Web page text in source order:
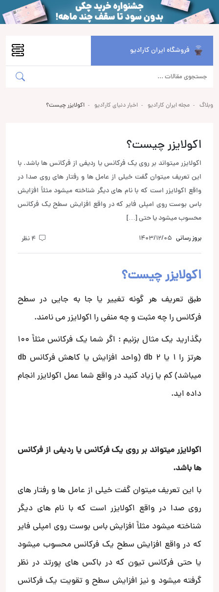
فروشگاه ایران کارآدیو
وبلاگ مجله ایران کارآدیو اخبار دنیای کارآدیو اکولایزر چیست؟
اکولایزر چیست؟
اکولایزر میتواند بر روی یک فرکانس یا ردیفی از فرکانس ها باشد. با
این تعریف میتوان گفت خیلی از عامل ها و رفتار های روی صدا در
واقع اکولایزر است که با نام های دیگر شناخته میشود مثلاََ افزایش
باس بوست روی امپلی فایر که در واقع افزایش سطح یک فرکانس
محسوب میشود یا حتی […]
بروز رسانی 1403/12/05
اکولایزر چیست؟
طبق تعریف هر گونه تغییر یا جا به جایی در سطح
فرکانس را چه مثبت و چه منفی را اکولایزر می نامند.
بگذارید یک مثال بزنیم : اگر شما یک فرکانس مثلاََ 100
هرتز را 1 یا 2 db (واحد افزایش یا کاهش فرکانس db
میباشد) کم یا زیاد کنید در واقع شما عمل اکولایزر انجام
داده اید.
اکولایزر میتواند بر روی یک فرکانس یا ردیفی از فرکانس
ها باشد.
با این تعریف میتوان گفت خیلی از عامل ها و رفتار های
روی صدا در واقع اکولایزر است که با نام های دیگر
شناخته میشود مثلاََ افزایش باس بوست روی امپلی فایر
که در واقع افزایش سطح یک فرکانس محسوب میشود
یا حتی فرکانس تیون که در باکس های پورتد در نظر
گرفته میشود و نیز افزایش سطح و تقویت یک فرکانس